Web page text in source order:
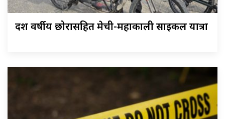
दश वर्षीय छोरासहित मेची-महाकाली साइकल यात्रा